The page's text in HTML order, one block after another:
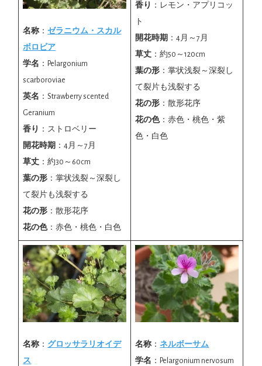
名称 ：ゼラニウム・スカル
ボロビア
学名 ：Pelargonium
scarboroviae
英名 ：Strawberry scented
Geranium
香り
：ストロベリー
開花時期 ：4月～7月
草丈 ：約30～60cm
葉の形 ：掌状浅裂～深裂し
て裂片も浅裂する
花の形 ：散形花序
花の色：赤色・桃色・白色
香り
：レモン・アプリコッ
ト
開花時期 ：4月～7月
草丈 ：約50～120cm
葉の形 ：掌状浅裂～深裂し
て裂片も浅裂する
花の形 ：散形花序
花の色：赤色・桃色・紫
色・白色
名称 ： グロッサラリオイデ
ス
名称 ：ネルボーサム
学名 ：Pelargonium nervosum